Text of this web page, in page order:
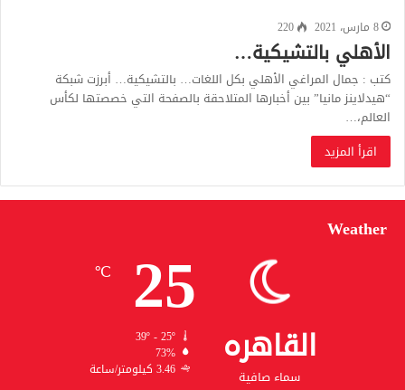
8 مارس، 2021
220
الأهلي بالتشيكية…
كتب : جمال المراغي الأهلي بكل اللغات… بالتشيكية… أبرزت شبكة
“هيدلاينز مانيا” بين أخبارها المتلاحقة بالصفحة التي خصصتها لكأس
العالم،…
اقرأ المزيد
Weather
القاهره
سماء صافية
25
℃
39º - 25º
73%
3.46 كيلومتر/ساعة